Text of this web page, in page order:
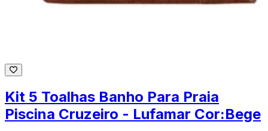
Kit 5 Toalhas Banho Para Praia
Piscina Cruzeiro - Lufamar Cor:Bege